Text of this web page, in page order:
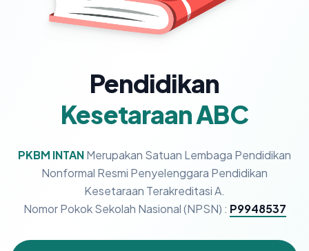
Pendidikan
Kesetaraan ABC
PKBM INTANMerupakan Satuan Lembaga Pendidikan
Nonformal Resmi Penyelenggara Pendidikan
Kesetaraan Terakreditasi A.
Nomor Pokok Sekolah Nasional (NPSN) : P9948537